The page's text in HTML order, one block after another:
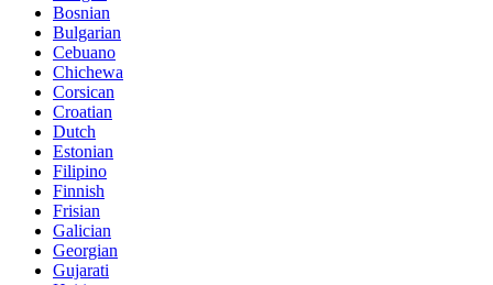
Bosnian
Bulgarian
Cebuano
Chichewa
Corsican
Croatian
Dutch
Estonian
Filipino
Finnish
Frisian
Galician
Georgian
Gujarati